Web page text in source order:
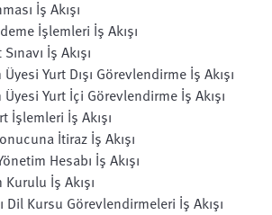
İş Akışı
İşlemleri İş Akışı
İş Akışı
Yurt Dışı Görevlendirme İş Akışı
Yurt İçi Görevlendirme İş Akışı
İşlemleri İş Akışı
İtiraz İş Akışı
Hesabı İş Akışı
İş Akışı
Dil Kursu Görevlendirmeleri İş Akışı